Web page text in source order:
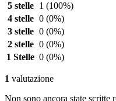
5 stelle
1 (100%)
4 stelle 0 (0%)
3 stelle 0 (0%)
2 stelle 0 (0%)
1 Stelle 0 (0%)
1 valutazione
Non sono ancora state scritte